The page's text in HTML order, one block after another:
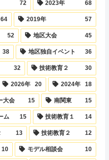
72 2023年 68
64 2019年 57
52 地区大会 45
38 地区独自イベント 36
32 技術教育２ 30
2026年 20 2024年 18
大会 15 南関東 15
ム 15 技術教育１ 14
13 技術教育２ 12
10 モデル相談会 10